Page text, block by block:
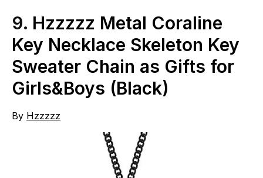
9. Hzzzzz Metal Coraline
Key Necklace Skeleton Key
Sweater Chain as Gifts for
Girls&Boys (Black)
By Hzzzzz